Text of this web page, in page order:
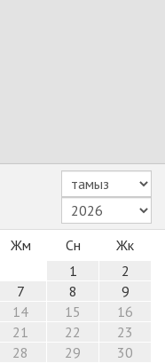
Жм Сн
Жк
1
2
7 8
9
14 15
16
21 22
23
28 29
30